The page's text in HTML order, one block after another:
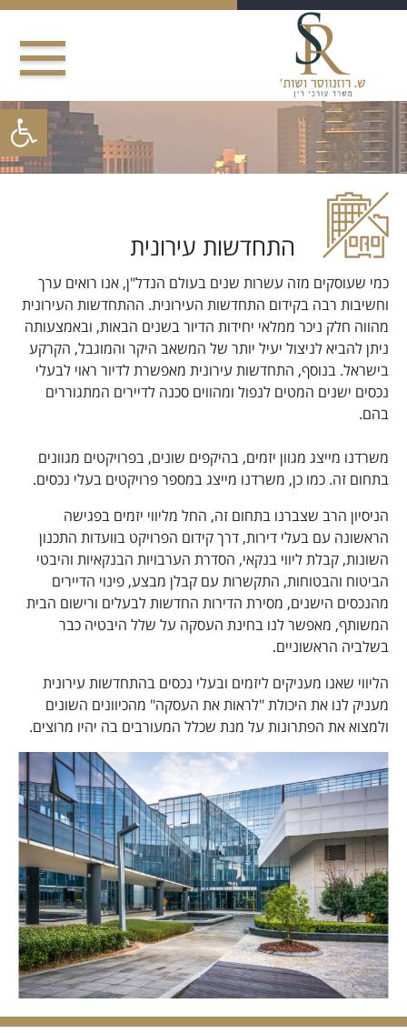
Skip
התחדשות עירונית
כמי שעוסקים מזה עשרות שנים בעולם הנדל"ן, אנו רואים ערך
וחשיבות רבה בקידום התחדשות העירונית. ההתחדשות העירונית
מהווה חלק ניכר ממלאי יחידות הדיור בשנים הבאות, ובאמצעותה
ניתן להביא לניצול יעיל יותר של המשאב היקר והמוגבל, הקרקע
בישראל. בנוסף, התחדשות עירונית מאפשרת לדיור ראוי לבעלי
נכסים ישנים המטים לנפול ומהווים סכנה לדיירים המתגוררים
בהם.
משרדנו מייצג מגוון יזמים, בהיקפים שונים, בפרויקטים מגוונים
בתחום זה. כמו כן, משרדנו מייצג במספר פרויקטים בעלי נכסים.
הניסיון הרב שצברנו בתחום זה, החל מליווי יזמים בפגישה
הראשונה עם בעלי דירות, דרך קידום הפרויקט בוועדות התכנון
השונות, קבלת ליווי בנקאי, הסדרת הערבויות הבנקאיות והיבטי
הביטוח והבטוחות, התקשרות עם קבלן מבצע, פינוי הדיירים
מהנכסים הישנים, מסירת הדירות החדשות לבעלים ורישום הבית
המשותף, מאפשר לנו בחינת העסקה על שלל היבטיה כבר
בשלביה הראשוניים.
הליווי שאנו מעניקים ליזמים ובעלי נכסים בהתחדשות עירונית
מעניק לנו את היכולת "לראות את העסקה" מהכיוונים השונים
ולמצוא את הפתרונות על מנת שכלל המעורבים בה יהיו מרוצים.
פתח